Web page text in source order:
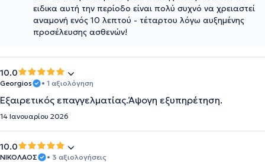
ειδικα αυτή την περίοδο είναι πολύ συχνό να χρειαστεί
αναμονή ενός 10 λεπτού - τέταρτου λόγω αυξημένης
προσέλευσης ασθενών!
10.0
Georgios • 1 αξιολόγηση
Εξαιρετικός επαγγελματίας.Άψογη εξυπηρέτηση.
14 Ιανουαρίου 2026
10.0
ΝΙΚΟΛΑΟΣ • 3 αξιολογήσεις